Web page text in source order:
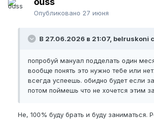
Опубликовано 27 июня
В 27.06.2026 в 21:07, belruskoni
попробуй мануал подделать один
вообще понять это нужно тебе или
всегда успеешь. обидно будет если
потом поймешь что не хочется этим
Не, 100% буду брать и буду заниматься.